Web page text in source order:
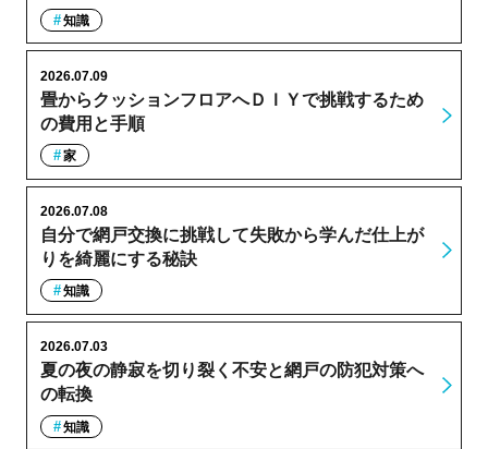
知識
畳からクッションフロアへＤＩＹで挑戦するため
の費用と手順
2026.07.09
家
自分で網戸交換に挑戦して失敗から学んだ仕上が
りを綺麗にする秘訣
2026.07.08
知識
夏の夜の静寂を切り裂く不安と網戸の防犯対策へ
の転換
2026.07.03
知識